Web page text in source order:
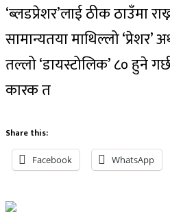
‘ब्लडप्रेशर’लाई ठीक ठाउँमा
सामान्यतया माथिल्लो ‘प्रेशर’
तल्लो ‘डायस्टोलिक’ ८० हुने
कारक त
Share this:
Facebook WhatsApp